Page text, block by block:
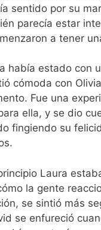
sentido por su
parecía estar
a tener
había estado con
cómoda con
Fue una
ella, y se dio
fingiendo su
Laura
la gente
se sintió más
se enfureció